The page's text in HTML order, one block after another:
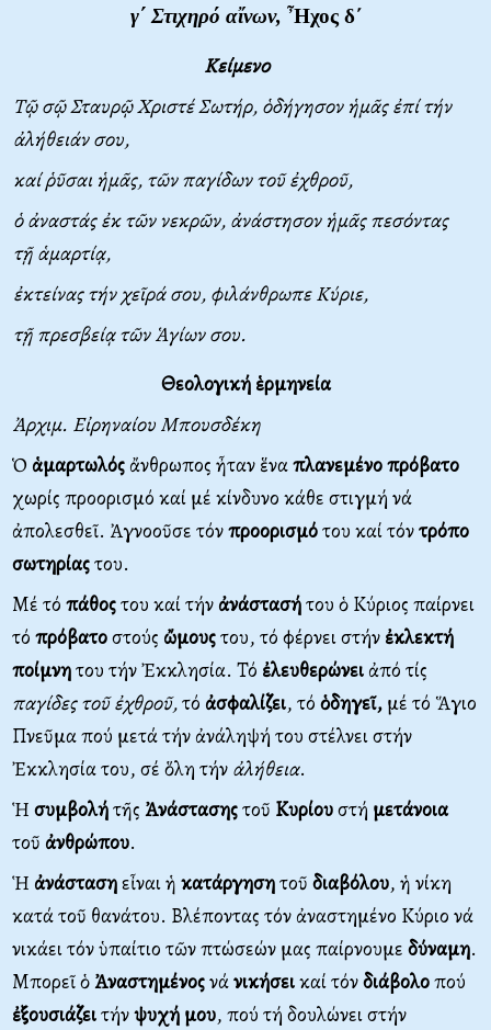
γ΄ Στιχηρό αἴνων, Ἦχος δ΄
Κείμενο
Τῷ σῷ Σταυρῷ Χριστέ Σωτήρ, ὁδήγησον ἡμᾶς ἐπί τήν
ἀλήθειάν σου,
καί ῥῦσαι ἡμᾶς, τῶν παγίδων τοῦ ἐχθροῦ,
ὁ ἀναστάς ἐκ τῶν νεκρῶν, ἀνάστησον ἡμᾶς πεσόντας
τῇ ἁμαρτίᾳ,
ἐκτείνας τήν χεῖρά σου, φιλάνθρωπε Κύριε,
τῇ πρεσβείᾳ τῶν Ἁγίων σου.
Θεολογική ἑρμηνεία
Ἀρχιμ. Εἰρηναίου Μπουσδέκη
Ὁ ἁμαρτωλός ἄνθρωπος ἦταν ἕναπλανεμένο πρόβατο
χωρίς προορισμό καί μέ κίνδυνο κάθε στιγμή νά
ἀπολεσθεῖ. Ἀγνοοῦσε τόνπροορισμότου καί τόντρόπο
σωτηρίαςτου.
Μέ τό πάθοςτου καί τήν ἀνάστασήτου ὁ Κύριος παίρνει
τό πρόβατοστούς ὤμουςτου, τό φέρνει στήν ἐκλεκτή
ποίμνητου τήν Ἐκκλησία. Τό ἐλευθερώνει ἀπό τίς
παγίδες τοῦ ἐχθροῦ,τό ἀσφαλίζει, τό ὁδηγεῖ, μέ τό Ἅγιο
Πνεῦμα πού μετά τήν ἀνάληψή του στέλνει στήν
Ἐκκλησία του, σέ ὅλη τήν ἀλήθεια.
Ἡ συμβολήτῆς Ἀνάστασηςτοῦ Κυρίουστή μετάνοια
τοῦ ἀνθρώπου.
Ἡ ἀνάστασηεἶναι ἡ κατάργησητοῦ διαβόλου, ἡ νίκη
κατά τοῦ θανάτου. Βλέποντας τόν ἀναστημένο Κύριο νά
νικάει τόν ὑπαίτιο τῶν πτώσεών μας παίρνουμε δύναμη.
Μπορεῖ ὁἈναστημένοςνάνικήσεικαί τόνδιάβολοπού
ἐξουσιάζειτήνψυχή μου, πού τή δουλώνει στήν